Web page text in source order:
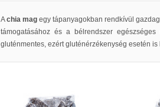
Achia mag egy tápanyagokban rendkívül
támogatásához és a bélrendszer
gluténmentes, ezért gluténérzékenység esetén is